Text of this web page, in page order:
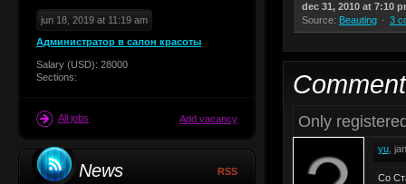
jun 18, 2019 at 11:19 am
Администратор в салон красоты
Salary (USD): 28000
Sections:
All jobs Add vacancy
RSS
News
dec 31, 2010 at 7:10
Source: Beauting 3
Only
yu ,
Со